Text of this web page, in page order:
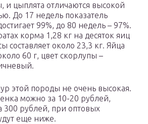
и цыплята отличаются высокой
До 17 недель показатель
99%, до 80 недель – 97%.
корма 1,28 кг на десяток яиц
составляет около 23,3 кг. Яйца
60 г, цвет скорлупы –
этой породы не очень высокая.
можно за 10-20 рублей,
300 рублей, при оптовых
еще ниже.